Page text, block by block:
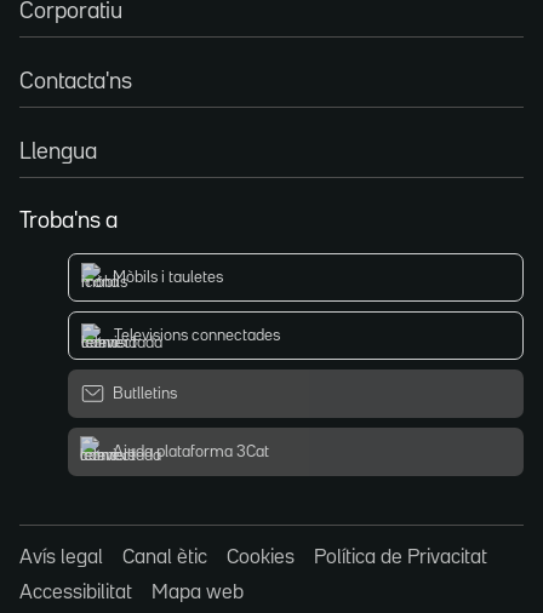
Corporatiu
Contacta'ns
Llengua
Troba'ns a
Mòbils i tauletes
Televisions connectades
Butlletins
Ajuda plataforma 3Cat
Avís legal Canal ètic Cookies
Política de Privacitat
Accessibilitat
Mapa web